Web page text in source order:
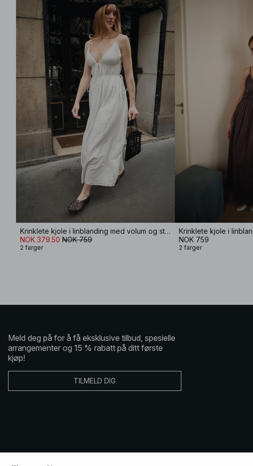
Krinklete kjole i linblanding med volum og stropper
NOK 379.50 NOK 759
2 farger
NOK 759
2 farger
Meld deg på for å få eksklusive tilbud, spesielle
arrangementer og 15 % rabatt på ditt første
kjøp!
TILMELD DIG